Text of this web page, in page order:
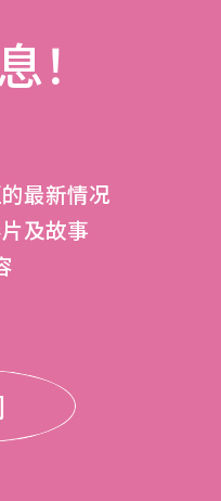
！
最新情况
及故事